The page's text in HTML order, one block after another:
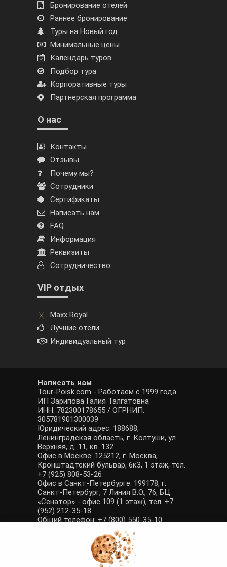
Бронирование отелей
Раннее бронирование
Туры на Новый год
Минимальные цены
Календарь туров
Подбор тура
Корпоративные туры
Партнерская программа
О нас
Контакты
Отзывы
Почему мы?
Сотрудники
Сертификаты
Написать нам
FAQ
Информация
Реквизиты
Сотрудничество
VIP отдых
Maxx Royal
Лучшие отели
Индивидуальный тур
Написать нам
Tour-Poisk.com - Работаем с 1999 года.
ИП Зарипова Галия Талгатовна
ИНН: 782300178655 / ОГРНИП:
305781901300039
Юридический адрес: 188688,
Ленинградская область, г. Колтуши, ул.
Верхняя, д. 11, кв. 132
Офис в Москве: 125212, г. Москва,
Кронштадтский бульвар, 6к3, 1 этаж, тел.
+7 (925) 808-53-26
Офис в Санкт-Петербурге: 199178, г.
Санкт-Петербург, 7 Линия В.О., 76, БЦ
«Сенатор» - офис 109 (1 этаж), тел. +7
(952) 212-35-18
Общий телефон: +7 (800) 550-35-10
E-mail: manager@tour-poisk.com (общие
вопросы), admin@tour-poisk.com (жалобы)
Номер в Общероссийском реестре
туристических агентств: РТА 0003424